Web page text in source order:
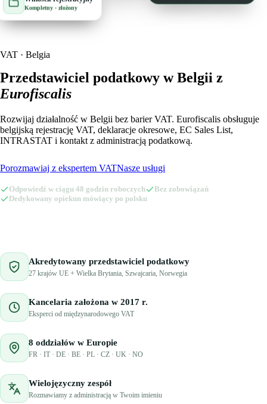
🇫🇮 Finlandia
🇪🇱 Grecja
🇪🇸 Hiszpania
🇳🇱 Holandia
🇮🇪
🇱🇹 Litwa
🇱🇺 Luksemburg
🇩🇪 Niemcy
🇳🇴 Norwegia
🇵🇹 Portugalia
🇷🇴
🇪🇱 Grecja
🇪🇸 Hiszpania
🇳🇱 Holandia
🇮🇪 Irlandia
🇱🇹 Litwa
🇲🇹 Malta
🇩🇪 Niemcy
🇵🇱 Polska
VAT · Belgia
Przedstawiciel podatkowy w Belgii z
Eurofiscalis
Rozwijaj działalność w Belgii bez barier VAT. Eurofiscalis obsługuje
belgijską rejestrację VAT, deklaracje okresowe, EC Sales List,
INTRASTAT i kontakt z administracją podatkową.
Porozmawiaj z ekspertem VATNasze usługi
Odpowiedź w ciągu 48 godzin roboczych
Bez zobowiązań
Dedykowany opiekun mówiący po polsku
Kompletny · złożony
Akredytowany przedstawiciel podatkowy
27 krajów UE + Wielka Brytania, Szwajcaria, Norwegia
Kancelaria założona w 2017 r.
Eksperci od międzynarodowego VAT
8 oddziałów w Europie
FR · IT · DE · BE · PL · CZ · UK · NO
Wielojęzyczny zespół
Rozmawiamy z administracją w Twoim imieniu